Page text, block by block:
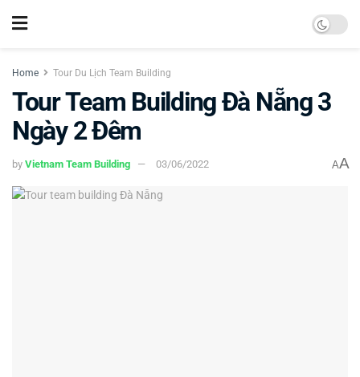
Home Tour Du Lịch Team Building
Tour Team Building Đà Nẵng 3
Ngày 2 Đêm
by Vietnam Team Building 03/06/2022 AA